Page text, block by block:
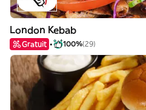
London Kebab
Gratuit 100%(29)